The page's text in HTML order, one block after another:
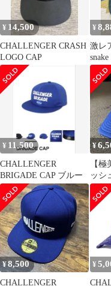
¥ 14,500
CHALLENGER CRASH
LOGO CAP
¥
激レ
ュロ
¥ 11,500
CHALLENGER
BRIGADE CAP ブルー
¥
【
ッシ
クチ
¥8,500
CHALLENGER
¥